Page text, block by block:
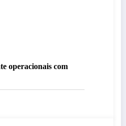
operacionais com